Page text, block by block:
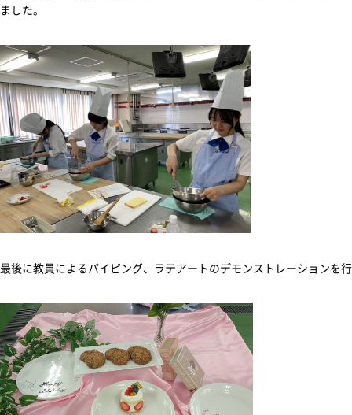
ました。
最後に教員によるパイピング、ラテアートのデモンストレーションを